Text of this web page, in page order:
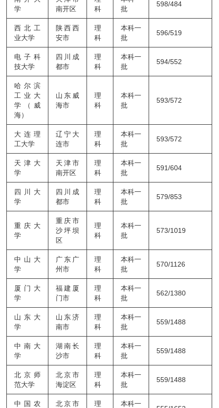
学
南开区
科
批
598/484
西北工
业大学
陕西西
安市
理
科
本科一
批
596/519
电子科
技大学
四川成
都市
理
科
本科一
批
594/552
哈尔滨
工业大
学（威
海）
山东威
海市
理
科
本科一
批
593/572
大连理
工大学
辽宁大
连市
理
科
本科一
批
593/572
天津大
学
天津市
南开区
理
科
本科一
批
591/604
四川大
学
四川成
都市
理
科
本科一
批
579/853
重庆大
学
重庆市
沙坪坝
区
理
科
本科一
批
573/1019
中山大
学
广东广
州市
理
科
本科一
批
570/1126
厦门大
学
福建厦
门市
理
科
本科一
批
562/1380
山东大
学
山东济
南市
理
科
本科一
批
559/1488
中南大
学
湖南长
沙市
理
科
本科一
批
559/1488
北京师
范大学
北京市
海淀区
理
科
本科一
批
559/1488
中国农 北京市 理 本科一